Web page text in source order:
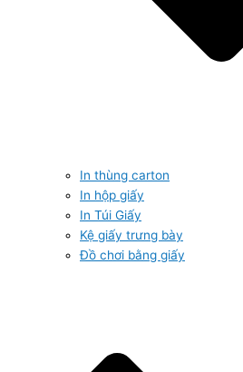
In thùng carton
In hộp giấy
In Túi Giấy
Kệ giấy trưng bày
Đồ chơi bằng giấy